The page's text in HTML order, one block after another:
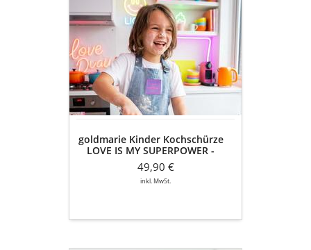
goldmarie
Kinder
Kochschürze
LOVE
IS
MY
SUPERPOWER
-
JEANS
-
blau
goldmarie Kinder Kochschürze
LOVE IS MY SUPERPOWER -
JEANS Recycelt - blau denim
49,90 €
inkl. MwSt.